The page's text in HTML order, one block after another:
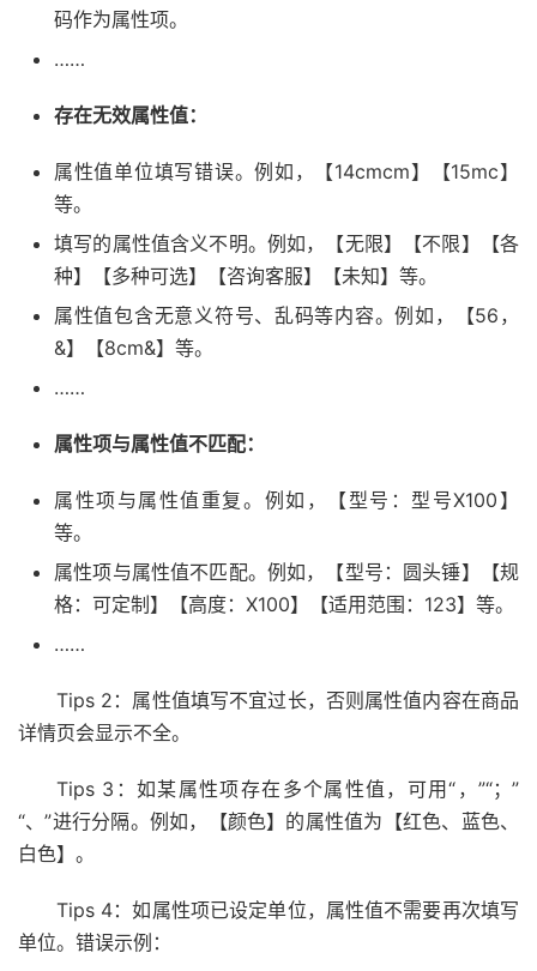
码作为属性项。
……
存在无效属性值：
属性值单位填写错误。例如，【14cmcm】【15mc】
等。
填写的属性值含义不明。例如，【无限】【不限】【各
种】【多种可选】【咨询客服】【未知】等。
属性值包含无意义符号、乱码等内容。例如，【56，
&】【8cm&】等。
……
属性项与属性值不匹配：
属性项与属性值重复。例如，【型号：型号X100】
等。
属性项与属性值不匹配。例如，【型号：圆头锤】【规
格：可定制】【高度：X100】【适用范围：123】等。
……
Tips 2：属性值填写不宜过长，否则属性值内容在商品
详情页会显示不全。
Tips 3：如某属性项存在多个属性值，可用“，”“；”
“、”进行分隔。例如，【颜色】的属性值为【红色、蓝色、
白色】。
Tips 4：如属性项已设定单位，属性值不需要再次填写
单位。错误示例：